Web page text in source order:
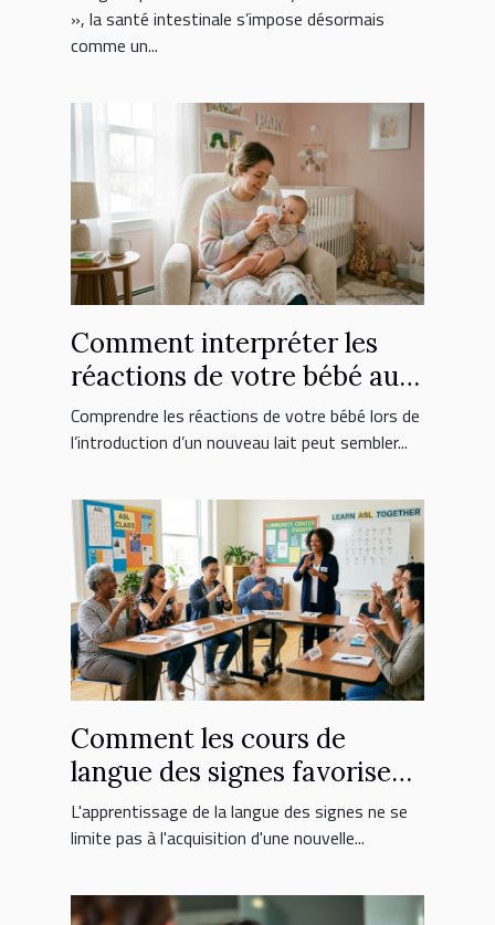
», la santé intestinale s’impose désormais
comme un...
Comment interpréter les
réactions de votre bébé au
nouveau lait ?
Comprendre les réactions de votre bébé lors de
l’introduction d’un nouveau lait peut sembler...
Comment les cours de
langue des signes favorisent
l'inclusion sociale ?
L'apprentissage de la langue des signes ne se
limite pas à l'acquisition d'une nouvelle...